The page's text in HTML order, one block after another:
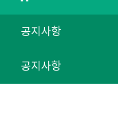
공지사항
공지사항